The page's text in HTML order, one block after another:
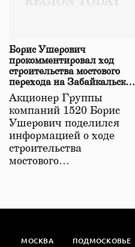
Борис Ушерович
прокомментировал ход
строительства мостового
перехода на Забайкальской
железной дороге
Акционер Группы
компаний 1520 Борис
Ушерович поделился
информацией о ходе
строительства
мостового…
МОСКВА ПОДМОСКОВЬЕ